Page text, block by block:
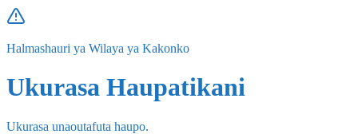
Halmashauri ya Wilaya ya Kakonko
Ukurasa Haupatikani
Ukurasa unaoutafuta haupo.